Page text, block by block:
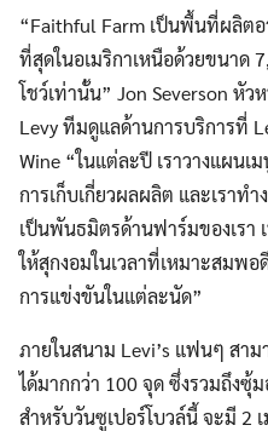
Search
“Faithful Farm เป็นพื้นที่ผลิต
ที่สุดในอเมริกาเหนือด้วยขนาด
โชว์เท่านั้น” Jon Severson หั
Levy ทีมดูแลด้านการบริการที่
Wine “ในแต่ละปี เราวางแผน
การเก็บเกี่ยวผลผลิต และเราทำ
เป็นพันธมิตรด้านฟาร์มของเรา
ให้สุกงอมในเวลาที่เหมาะสมพ
การแข่งขันในแต่ละนัด”
ภายในสนาม Levi’s แฟนๆ สาม
ได้มากกว่า 100 จุด ซึ่งรวมถึงซุ้
สำหรับวันซูเปอร์โบวล์นี้ จะมี 2